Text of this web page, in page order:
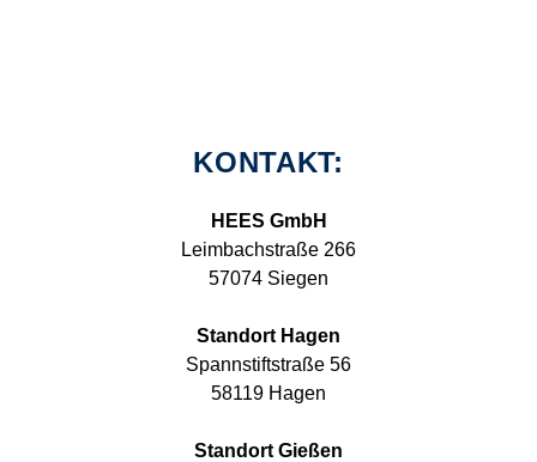
KONTAKT:
HEES GmbH
Leimbachstraße 266
57074 Siegen
Standort Hagen
Spannstiftstraße 56
58119 Hagen
Standort Gießen